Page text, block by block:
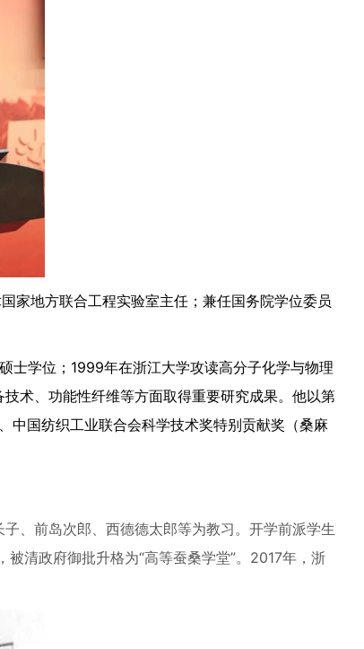
家地方联合工程实验室主任；兼任国务院学位委员
士学位；1999年在浙江大学攻读高分子化学与物理
术、功能性纤维等方面取得重要研究成果。他以第
中国纺织工业联合会科学技术奖特别贡献奖（桑麻
、前岛次郎、西德德太郎等为教习。开学前派学生
清政府御批升格为“高等蚕桑学堂”。2017年，浙